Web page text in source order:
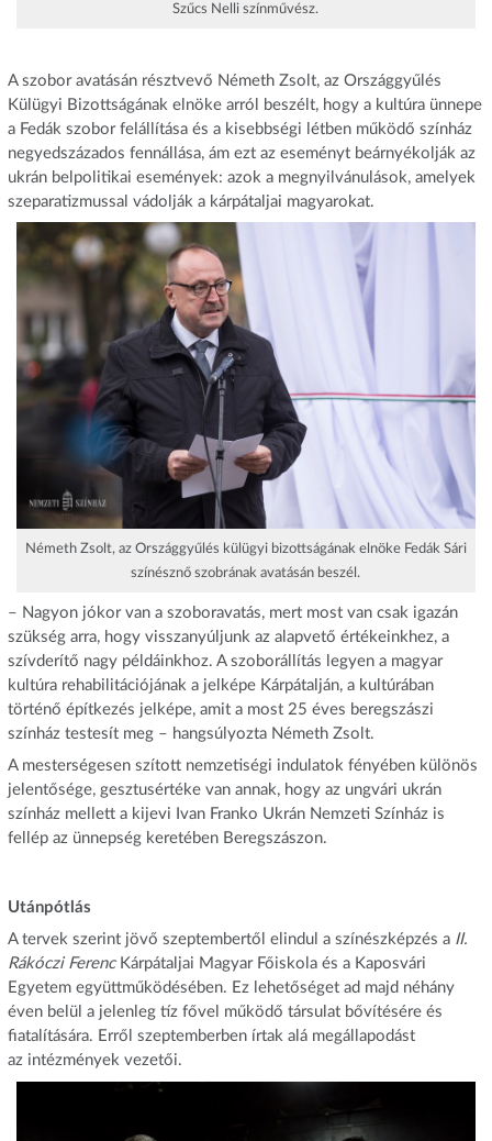
Szűcs Nelli színművész.
A szobor avatásán résztvevő Németh Zsolt, az Országgyűlés
Külügyi Bizottságának elnöke arról beszélt, hogy a kultúra ünnepe
a Fedák szobor felállítása és a kisebbségi létben működő színház
negyedszázados fennállása, ám ezt az eseményt beárnyékolják az
ukrán belpolitikai események: azok a megnyilvánulások, amelyek
szeparatizmussal vádolják a kárpátaljai magyarokat.
Németh Zsolt, az Országgyűlés külügyi bizottságának elnöke Fedák Sári
színésznő szobrának avatásán beszél.
– Nagyon jókor van a szoboravatás, mert most van csak igazán
szükség arra, hogy visszanyúljunk az alapvető értékeinkhez, a
szívderítő nagy példáinkhoz. A szoborállítás legyen a magyar
kultúra rehabilitációjának a jelképe Kárpátalján, a kultúrában
történő építkezés jelképe, amit a most 25 éves beregszászi
színház testesít meg – hangsúlyozta Németh Zsolt.
A mesterségesen szított nemzetiségi indulatok fényében különös
jelentősége, gesztusértéke van annak, hogy az ungvári ukrán
színház mellett a kijevi Ivan Franko Ukrán Nemzeti Színház is
fellép az ünnepség keretében Beregszászon.
Utánpótlás
A tervek szerint jövő szeptembertől elindul a színészképzés a II.
Rákóczi FerencKárpátaljai Magyar Főiskola és a Kaposvári
Egyetem együttműködésében. Ez lehetőséget ad majd néhány
éven belül a jelenleg tíz fővel működő társulat bővítésére és
fiatalítására. Erről szeptemberben írtak alá megállapodást
az intézmények vezetői.